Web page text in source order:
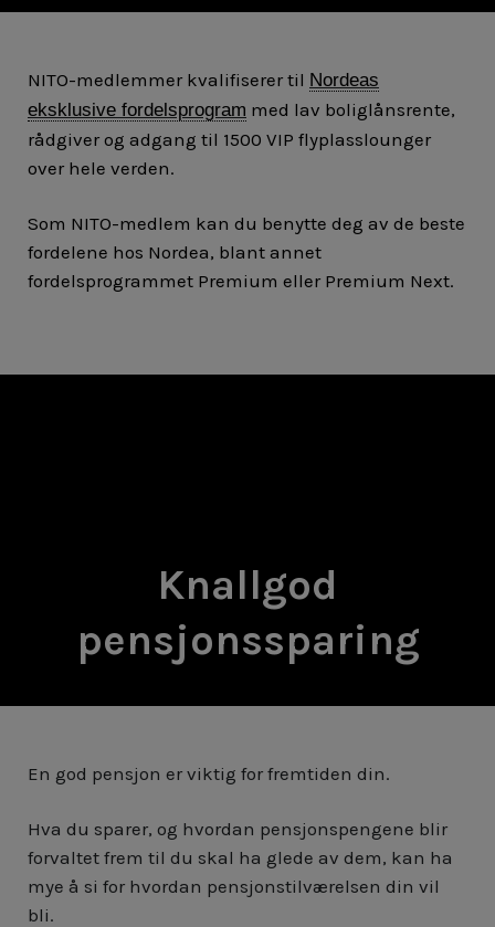
NITO-medlemmer kvalifiserer til Nordeas
eksklusive fordelsprogram med lav boliglånsrente,
rådgiver og adgang til 1500 VIP flyplasslounger
over hele verden.
Som NITO-medlem kan du benytte deg av de beste
fordelene hos Nordea, blant annet
fordelsprogrammet Premium eller Premium Next.
Knallgod
pensjonssparing
En god pensjon er viktig for fremtiden din.
Hva du sparer, og hvordan pensjonspengene blir
forvaltet frem til du skal ha glede av dem, kan ha
mye å si for hvordan pensjonstilværelsen din vil
bli.